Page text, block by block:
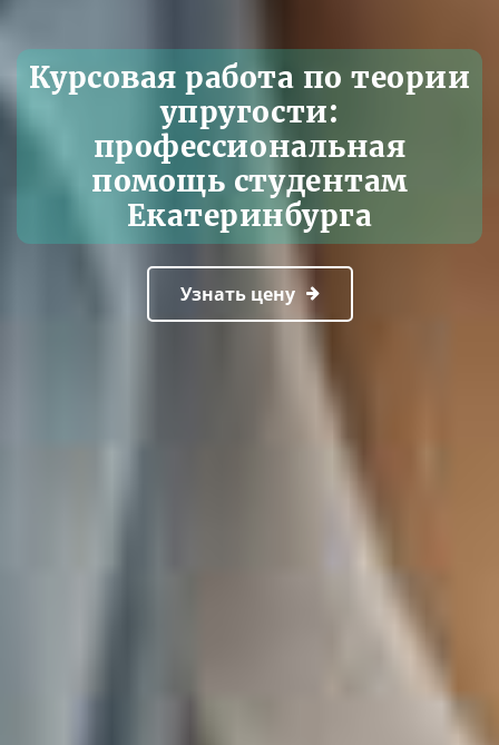
Курсовая работа по теории
упругости:
профессиональная
помощь студентам
Екатеринбурга
Узнать цену